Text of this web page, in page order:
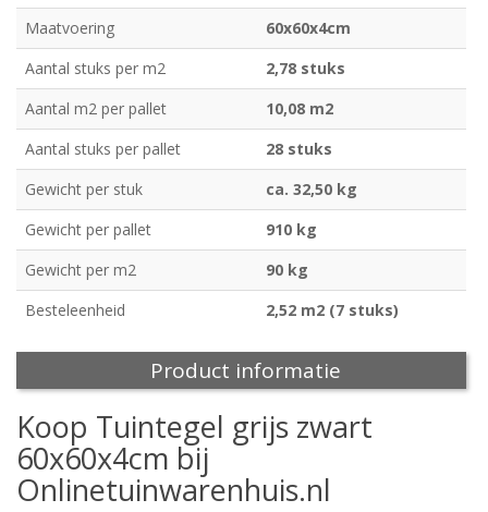
Maatvoering
60x60x4cm
Aantal stuks per m2
2,78 stuks
Aantal m2 per pallet
10,08 m2
Aantal stuks per pallet
28 stuks
Gewicht per stuk
ca. 32,50 kg
Gewicht per pallet
910 kg
Gewicht per m2
90 kg
Besteleenheid
2,52 m2 (7 stuks)
Product informatie
Koop Tuintegel grijs zwart
60x60x4cm bij
Onlinetuinwarenhuis.nl